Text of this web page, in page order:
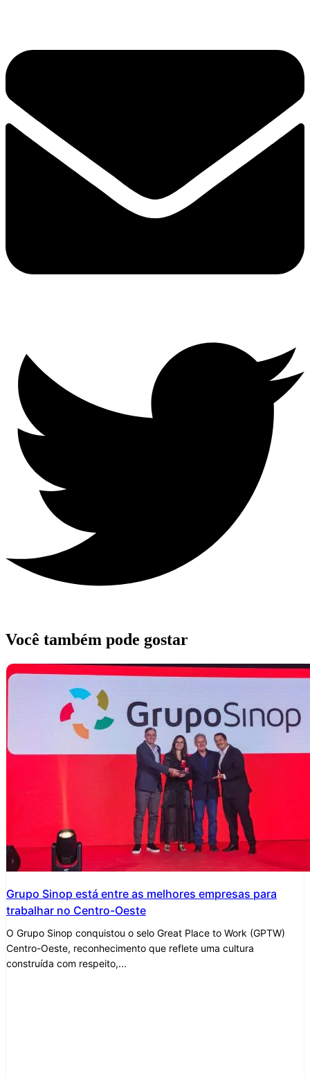
Você também pode gostar
Grupo Sinop está entre as melhores empresas para
trabalhar no Centro-Oeste
O Grupo Sinop conquistou o selo Great Place to Work (GPTW)
Centro-Oeste, reconhecimento que reflete uma cultura
construída com respeito,...